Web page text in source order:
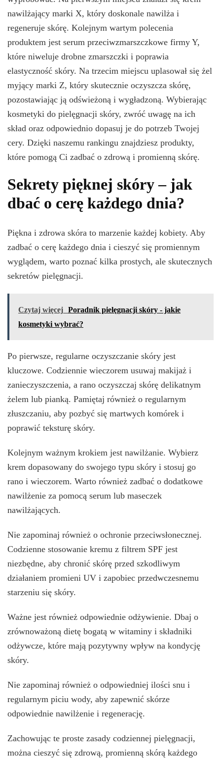
nawilżający marki X, który doskonale nawilża i
regeneruje skórę. Kolejnym wartym polecenia
produktem jest serum przeciwzmarszczkowe firmy Y,
które niweluje drobne zmarszczki i poprawia
elastyczność skóry. Na trzecim miejscu uplasował się żel
myjący marki Z, który skutecznie oczyszcza skórę,
pozostawiając ją odświeżoną i wygładzoną. Wybierając
kosmetyki do pielęgnacji skóry, zwróć uwagę na ich
skład oraz odpowiednio dopasuj je do potrzeb Twojej
cery. Dzięki naszemu rankingu znajdziesz produkty,
które pomogą Ci zadbać o zdrową i promienną skórę.
Sekrety pięknej skóry – jak
dbać o cerę każdego dnia?
Piękna i zdrowa skóra to marzenie każdej kobiety. Aby
zadbać o cerę każdego dnia i cieszyć się promiennym
wyglądem, warto poznać kilka prostych, ale skutecznych
sekretów pielęgnacji.
Czytaj więcej Poradnik pielęgnacji skóry - jakie
kosmetyki wybrać?
Po pierwsze, regularne oczyszczanie skóry jest
kluczowe. Codziennie wieczorem usuwaj makijaż i
zanieczyszczenia, a rano oczyszczaj skórę delikatnym
żelem lub pianką. Pamiętaj również o regularnym
złuszczaniu, aby pozbyć się martwych komórek i
poprawić teksturę skóry.
Kolejnym ważnym krokiem jest nawilżanie. Wybierz
krem dopasowany do swojego typu skóry i stosuj go
rano i wieczorem. Warto również zadbać o dodatkowe
nawilżenie za pomocą serum lub maseczek
nawilżających.
Nie zapominaj również o ochronie przeciwsłonecznej.
Codzienne stosowanie kremu z filtrem SPF jest
niezbędne, aby chronić skórę przed szkodliwym
działaniem promieni UV i zapobiec przedwczesnemu
starzeniu się skóry.
Ważne jest również odpowiednie odżywienie. Dbaj o
zrównoważoną dietę bogatą w witaminy i składniki
odżywcze, które mają pozytywny wpływ na kondycję
skóry.
Nie zapominaj również o odpowiedniej ilości snu i
regularnym piciu wody, aby zapewnić skórze
odpowiednie nawilżenie i regenerację.
Zachowując te proste zasady codziennej pielęgnacji,
można cieszyć się zdrową, promienną skórą każdego